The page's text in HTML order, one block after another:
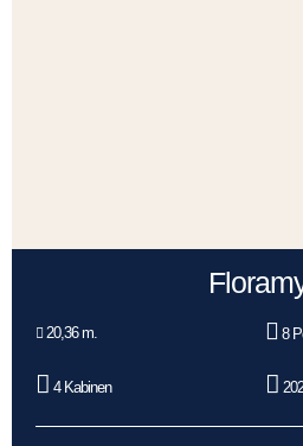
20,36 m. 8
4 Kabinen